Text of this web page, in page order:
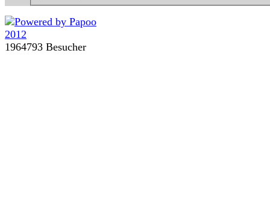
1964793 Besucher